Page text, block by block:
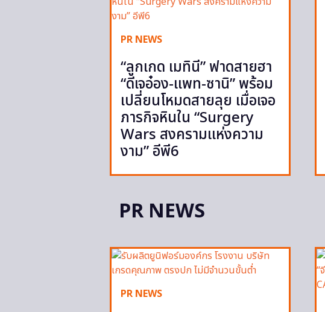
PR NEWS
“ลูกเกด เมทินี” ฟาดสายฮา
“ดีเจอ๋อง-แพท-ซานิ” พร้อม
เปลี่ยนโหมดสายลุย เมื่อเจอ
ภารกิจหินใน “Surgery
Wars สงครามแห่งความ
งาม” อีพี6
PR NEWS
PR NEWS